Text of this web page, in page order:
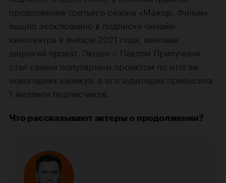
продолжение третьего сезона «Мажор. Фильм»
вышло эксклюзивно в подписке онлайн-
кинотеатра в январе 2021 года, миновав
широкий прокат. Экшен с Павлом Прилучным
стал самым популярным проектом по итогам
новогодних каникул, а его аудитория превысила
1 миллион подписчиков.
Что рассказывают актеры о продолжении?